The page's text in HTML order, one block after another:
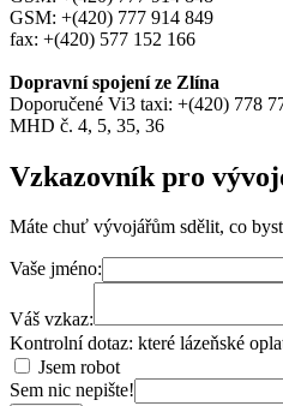
GSM: +(420) 777 914 849
fax: +(420) 577 152 166
Dopravní spojení ze Zlína
Doporučené Vi3 taxi: +(420) 778
MHD č. 4, 5, 35, 36
Vzkazovník pro
Máte chuť vývojářům sdělit, co
Vaše jméno:
Váš vzkaz:
Kontrolní dotaz: které lázeňské
Jsem robot
Sem nic nepište!